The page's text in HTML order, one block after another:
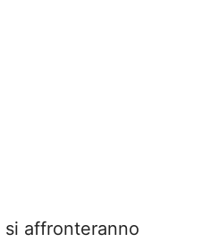
si affronteranno